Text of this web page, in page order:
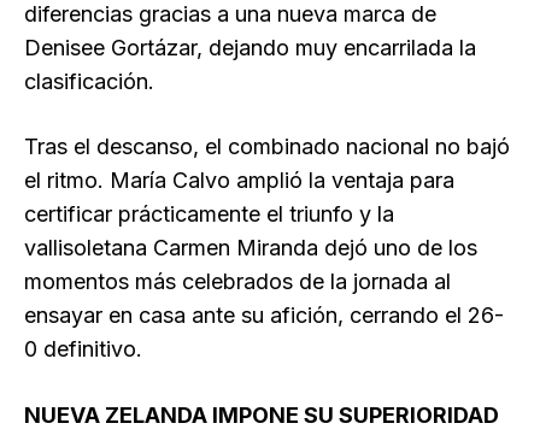
diferencias gracias a una nueva marca de
Denisee Gortázar, dejando muy encarrilada la
clasificación.
Tras el descanso, el combinado nacional no bajó
el ritmo. María Calvo amplió la ventaja para
certificar prácticamente el triunfo y la
vallisoletana Carmen Miranda dejó uno de los
momentos más celebrados de la jornada al
ensayar en casa ante su afición, cerrando el 26-
0 definitivo.
NUEVA ZELANDA IMPONE SU SUPERIORIDAD